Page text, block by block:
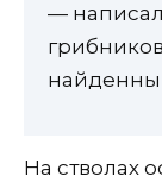
— написал
На стволах